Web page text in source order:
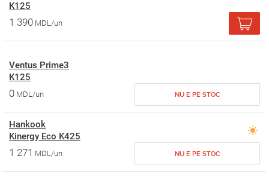
K125
1 390 MDL/un
Ventus Prime3
K125
0 MDL/un NU E PE STOC
Hankook
Kinergy Eco K425
1 271 MDL/un NU E PE STOC